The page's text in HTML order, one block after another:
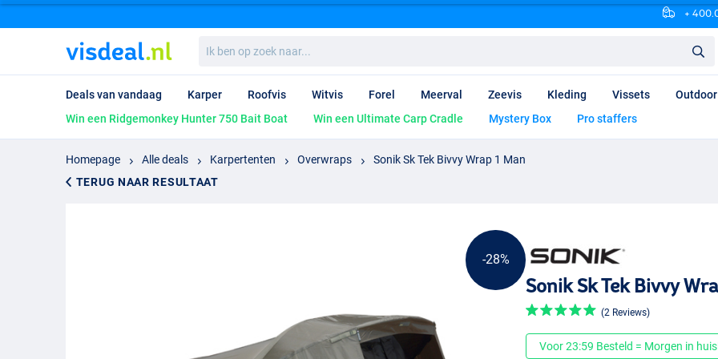
+
ben
op
naar...
Deals van vandaag Karper Roofvis Witvis Forel Meerval Zeevis Kleding Vissets Outdoor
Win een Ridgemonkey Hunter 750 Bait Boat
Win een Ultimate Carp Cradle Mystery Box Pro staffers
Homepage Alle deals Karpertenten Overwraps
Sonik Sk Tek Bivvy Wrap 1 Man
TERUG NAAR RESULTAAT
-28%
Sonik Sk Tek Bivvy
(2 Reviews)
Voor 23:59 Besteld = Morgen in